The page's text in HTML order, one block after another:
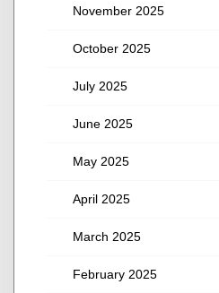
November 2025
October 2025
July 2025
June 2025
May 2025
April 2025
March 2025
February 2025